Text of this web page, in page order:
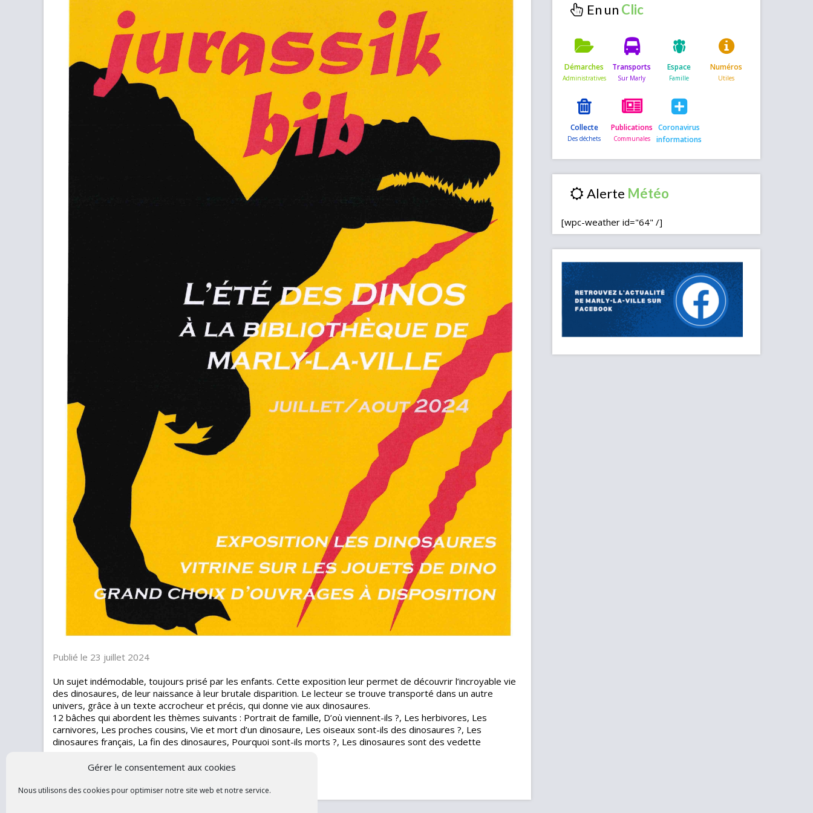
Gérer le consentement aux cookies
Nous utilisons des cookies pour optimiser notre site web et notre service.
Publié le 23 juillet 2024
Un sujet indémodable, toujours prisé par les enfants. Cette exposition leur permet de découvrir l’incroyable vie
des dinosaures, de leur naissance à leur brutale disparition. Le lecteur se trouve transporté dans un autre
univers, grâce à un texte accrocheur et précis, qui donne vie aux dinosaures.
12 bâches qui abordent les thèmes suivants : Portrait de famille, D’où viennent-ils ?, Les herbivores, Les
carnivores, Les proches cousins, Vie et mort d’un dinosaure, Les oiseaux sont-ils des dinosaures ?, Les
dinosaures français, La fin des dinosaures, Pourquoi sont-ils morts ?, Les dinosaures sont des vedette
En un
Démarches Transports Espace Numéros
Collecte Publications Coronavirus
informations
Alerte
[wpc-weather id="64" /]